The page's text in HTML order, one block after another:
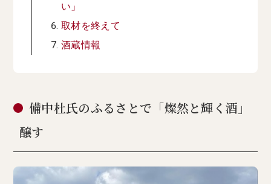
い」
取材を終えて
酒蔵情報
備中杜氏のふるさとで「燦然と輝く酒」
醸す